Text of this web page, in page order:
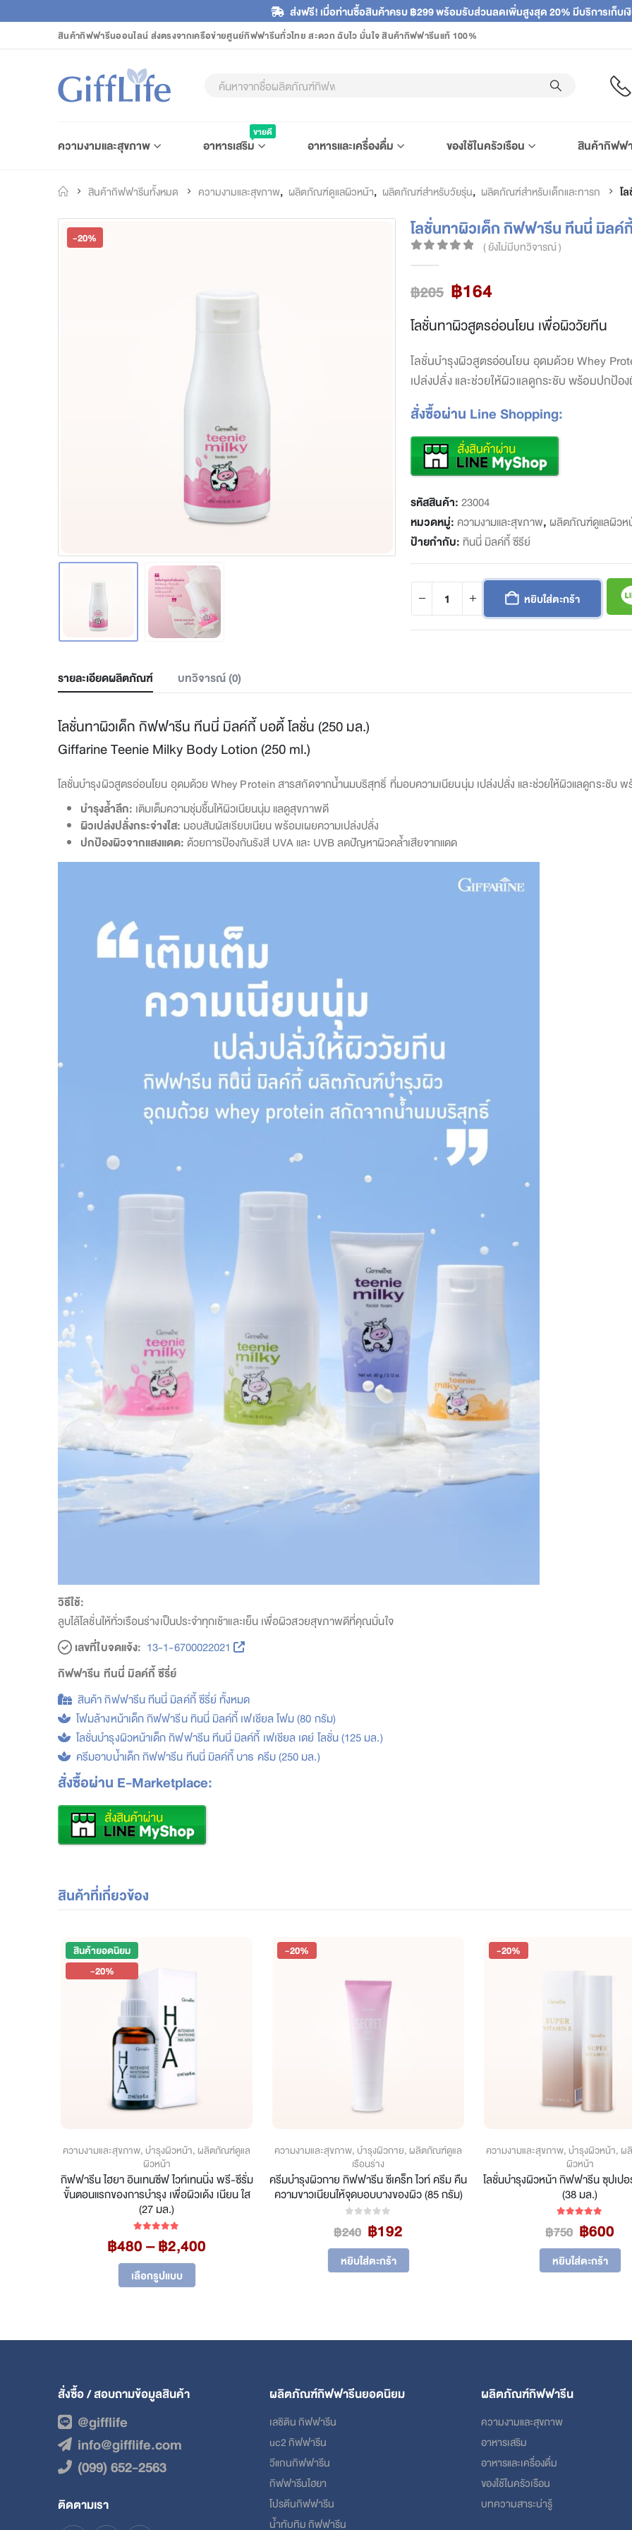
ส่งฟรี! เมื่อท่านซื้อสินค้าครบ ฿299 พร้อมรับส่วนลดเพิ่มสูงสุด 20% มีบริการเก็บเ
สินค้ากิฟฟารีนออนไลน์ ส่งตรงจากเครือข่ายศูนย์กิฟฟารีนทั่วไทย สะดวก ฉับไว มั่นใจ สินค้ากิฟฟารีนแท้ 100%
ความงามและสุขภาพ อาหารเสริม
ขายดี
อาหารและเครื่องดื่ม ของใช้ในครัวเรือน สินค้ากิฟฟ
สินค้ากิฟฟารีนทั้งหมด ความงามและสุขภาพ, ผลิตภัณฑ์ดูแลผิวหน้า, ผลิตภัณฑ์สำหรับวัยรุ่น, ผลิตภัณฑ์สำหรับเด็กและทารก โ
-20% โลชั่นทาผิวเด็ก กิฟฟารีน ทีนนี่ มิลค์
( ยังไม่มีบทวิจารณ์ )
฿205 Original
price
was:
฿164Current
is:
โลชั่นทาผิวสูตรอ่อนโยน เพื่อผิววัยทีน
โลชั่นบำรุงผิวสูตรอ่อนโยน อุดมด้วย Whey
เปล่งปลั่ง และช่วยให้ผิวแลดูกระชับ พร้อมปกป้
สั่งซื้อผ่าน Line Shopping:
รหัสสินค้า: 23004
หมวดหมู่: ความงามและสุขภาพ, ผลิตภัณฑ์ดูแลผิวห
ป้ายกำกับ: ทินนี่ มิลค์กี้ ซีรีย์
หยิบใส่ตะกร้า
รายละเอียดผลิตภัณฑ์ บทวิจารณ์ (0)
โลชั่นทาผิวเด็ก กิฟฟารีน ทีนนี่ มิลค์กี้ บอดี้ โลชั่น (250 มล.)
Giffarine Teenie Milky Body Lotion (250 ml.)
โลชั่นบำรุงผิวสูตรอ่อนโยน อุดมด้วย Whey Protein สารสกัดจากน้ำนมบริสุทธิ์ ที่มอบความเนียนนุ่ม เปล่งปลั่ง และช่วยให้ผิวแลดูกระชับ
บำรุงล้ำลึก: เติมเต็มความชุ่มชื้นให้ผิวเนียนนุ่ม แลดูสุขภาพดี
ผิวเปล่งปลั่งกระจ่างใส: มอบสัมผัสเรียบเนียน พร้อมเผยความเปล่งปลั่ง
ปกป้องผิวจากแสงแดด: ด้วยการป้องกันรังสี UVA และ UVB ลดปัญหาผิวคล้ำเสียจากแดด
วิธีใช้:
ลูบไล้โลชั่นให้ทั่วเรือนร่างเป็นประจำทุกเช้าและเย็น เพื่อผิวสวยสุขภาพดีที่คุณมั่นใจ
เลขที่ใบจดแจ้ง: 13-1-6700022021
กิฟฟารีน ทีนนี่ มิลค์กี้ ซีรี่ย์
สินค้า กิฟฟารีน ทีนนี่ มิลค์กี้ ซีรี่ย์ ทั้งหมด
โฟมล้างหน้าเด็ก กิฟฟารีน ทินนี่ มิลค์กี้ เฟเชียล โฟม (80 กรัม)
โลชั่นบำรุงผิวหน้าเด็ก กิฟฟารีน ทีนนี่ มิลค์กี้ เฟเชียล เดย์ โลชั่น (125 มล.)
ครีมอาบน้ำเด็ก กิฟฟารีน ทีนนี่ มิลค์กี้ บาธ ครีม (250 มล.)
สั่งซื้อผ่าน E-Marketplace:
สินค้าที่เกี่ยวข้อง
สินค้ายอดนิยม
-20%
ความงามและสุขภาพ, บำรุงผิวหน้า, ผลิตภัณฑ์ดูแล
ผิวหน้า
กิฟฟารีน ไฮยา อินเทนซีฟ ไวท์เทนนิ่ง พรี-ซีรั่ม
ขั้นตอนแรกของการบำรุง เพื่อผิวเด้ง เนียน ใส
(27 มล.)
฿480–฿2,400
เลือกรูปแบบ
This product has multiple variants. The options may be chosen on the product page
-20%
ความงามและสุขภาพ, บำรุงผิวกาย, ผลิตภัณฑ์ดูแล
เรือนร่าง
ครีมบำรุงผิวกาย กิฟฟารีน ซีเคร็ท ไวท์ ครีม คืน
ความขาวเนียนให้จุดบอบบางของผิว (85 กรัม)
฿240 Original
price
was:
฿240.
฿192Current
price
฿192.
หยิบใส่ตะกร้า
-20%
ความงามและสุขภาพ, บำรุงผิวหน้า, ผ
ผิวหน้า
โลชั่นบำรุงผิวหน้า กิฟฟารีน ซุปเป
(38 มล.)
฿750 Original
price
was:
฿750.
฿600
฿
หยิบใส่ตะกร้า
สั่งซื้อ / สอบถามข้อมูลสินค้า
@gifflife
info@gifflife.com
(099) 652-2563
ติดตามเรา
ผลิตภัณฑ์กิฟฟารีนยอดนิยม
เลซิติน กิฟฟารีน
uc2 กิฟฟารีน
วีแกนกิฟฟารีน
กิฟฟารีนไฮยา
โปรตีนกิฟฟารีน
น้ำทับทิม กิฟฟารีน
ผลิตภัณฑ์กิฟฟารีน
ความงามและสุขภาพ
อาหารเสริม
อาหารและเครื่องดื่ม
ของใช้ในครัวเรือน
บทความสาระน่ารู้